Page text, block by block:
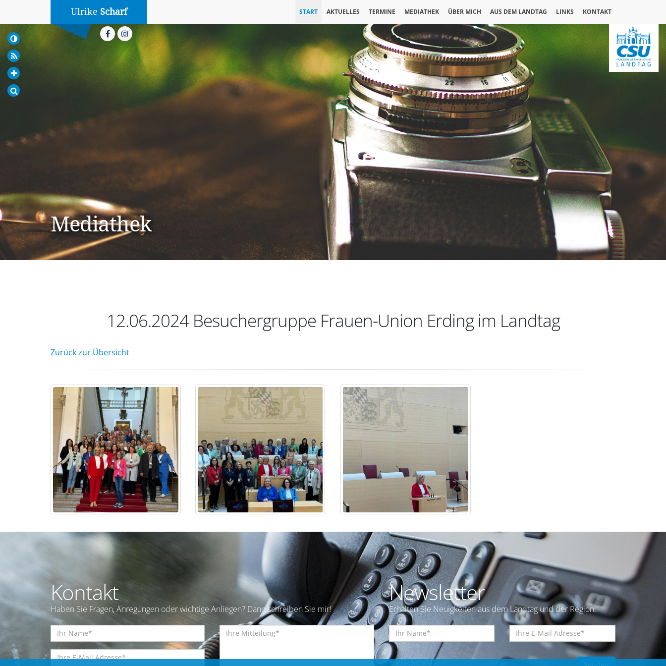
Ulrike Scharf START AKTUELLES TERMINE MEDIATHEK ÜBER MICH AUS DEM LANDTAG LINKS KONTAKT
Mediathek
12.06.2024 Besuchergruppe Frauen-Union Erding im Landtag
Zurück zur Übersicht
Kontakt
Haben Sie Fragen, Anregungen oder wichtige Anliegen? Dann schreiben Sie mir!
Newsletter
Erhalten Sie Neuigkeiten aus dem Landtag und der Region.
* Pflichtfeld